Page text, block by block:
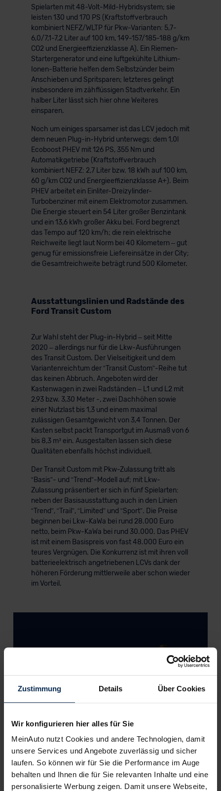
Zustimmung Details Über Cookies
Wir konfigurieren hier alles für Sie
MeinAuto nutzt Cookies und andere Technologien, damit
unsere Services und Angebote zuverlässig und sicher
laufen. So können wir für Sie die Performance im Auge
behalten und Ihnen die für Sie relevanten Inhalte und eine
personalisierte Werbung zeigen. Damit unsere Webseite,
Spielarten mit 48-Volt-Mild-Hybridsystem; sie
leisten 130 und 170 PS (Kraftstoffverbrauch
kombiniert NEFZ/WLTP für Pkw-Varianten: 5,7-
6,0/7,1-7,2 Liter auf 100 km, 149-157/185-188 g/km
CO2 und Energieeffizienzklasse A). Ein Riemen-
Startergenerator und eine luftgekühlte Lithium-
Ionen-Batterie helfen dem Selbstzünder beim
Anschieben und Spritsparen; letzteres gelingt
insbesondere im zähflüssigen Stadtverkehr. Ein
halber Liter lässt sich hier ohne Weiteres
einsparen.
Noch um einiges sparsamer ist das LCV jedoch mit
dem neuen Plug-in-Hybrid unterwegs: dem 1,0l
Ecoboost PHEV mit 126 PS, 355 Nm und
Automatikgetriebe (Kraftstoffverbrauch
kombiniert NEFZ: 2,7 Liter bzw. 18 kWh auf 100 km,
60 g/km CO2 und Energieeffizienzklasse A+). Beim
PHEV arbeitet ein Einliter-Dreizylinder-
Turbobenziner mit einem Elektromotor zusammen.
Die Energie steuert ein 54 Liter großer Benzintank
und ein 13,6 kWh großer Akku bei. Ford begrenzt
das Tempo auf 120 km/h; die rein elektrische
Reichweite liegt laut Norm bei 40 Kilometern – gut
genug für emissionsfreie Liefereinsätze in der City;
die Gesamtreichweite beträgt rund 500 Kilometer.
Ausstattungslinien und Radstände des
Ford Transit Custom
Zur Wahl steht der Plug-in-Hybrid – seit Mitte
2020 – allerdings nur für die Lkw-Ausführungen
des Transit Custom. Der Vielseitigkeit und dem
Variantenreichtum der “Transit Custom”-Reihe tut
das keinen Abbruch. Angeboten wird der
Kastenwagen in zwei Radständen – L1 und L2 mit
2,93 bzw. 3,30 Meter -, zwei Dachhöhen sowie
einer Nutzlast bis 1,3 und einem maximal
zulässigen Gesamtgewicht von 3,4 Tonnen. Der
Kasten selbst packt Transportgut im Ausmaß von 6
bis 8,3 m³ ein. Ausgestalten lassen sich diese
Qualitäten ebenfalls höchst individuell.
Der Transit Custom mit Pkw-Zulassung tritt als
“Basis”- und “Trend”-Modell auf; mit Lkw-
Zulassung präsentiert er sich in fünf Spielarten:
neben der Basisausstattung auch in den Linien
“Trend”, “Trail”, “Limited” und “Sport”. Die Preise
beginnen bei Lkw-KaWa bei rund 28.000 Euro
netto, beim Pkw-KaWa bei rund 30.000. Das PHEV
ist mit einem Basispreis von fast 48.000 Euro ein
teures Vergnügen. Die Konkurrenz ist mit ihren voll
batterieelektrisch angetriebenen LCVs dank der
höheren Förderung mittlerweile aber schon wieder
im Vorteil.
Meine Meinung zu diesem Modell:
Bis alle Neuerungen der 2018er-Modellpflege des
Transit Custom Kastenwagen zugänglich waren,
hat es aufgrund der Corona-Pandemie gedauert.
Der Aufwertung der Fahrerkabine noch der